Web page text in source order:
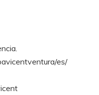
es/